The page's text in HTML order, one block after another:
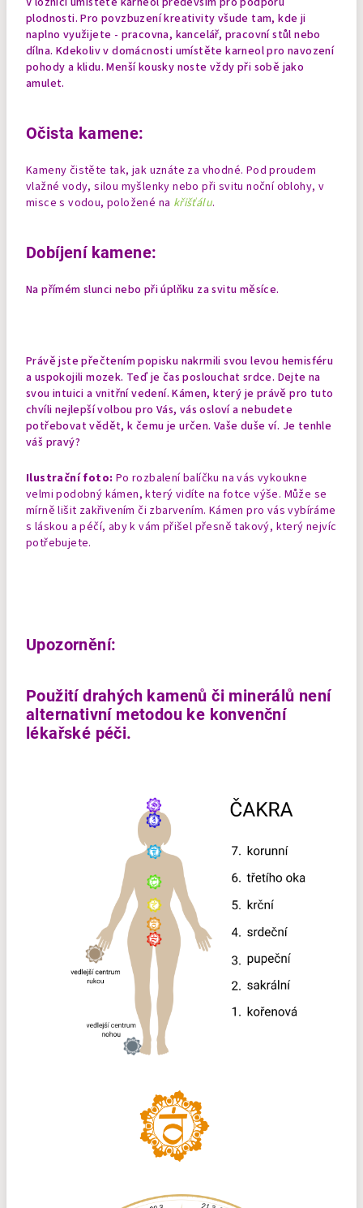
plodnosti. Pro povzbuzení kreativity všude tam, kde ji
naplno využijete - pracovna, kancelář, pracovní stůl nebo
dílna. Kdekoliv v domácnosti umístěte karneol pro navození
pohody a klidu.Menší kousky noste vždy při sobě jako
amulet.
Očista kamene:
Kameny čistěte tak, jak uznáte za vhodné. Pod proudem
vlažné vody, silou myšlenky nebo při svitu noční oblohy, v
misce s vodou, položené na křišťálu.
Dobíjení kamene:
Na přímém slunci nebo při úplňku za svitu měsíce.
Právě jste přečtením popisku nakrmili svou levou hemisféru
a uspokojili mozek. Teď je čas poslouchat srdce. Dejte na
svou intuici a vnitřní vedení. Kámen, který je právě pro tuto
chvíli nejlepší volbou pro Vás, vás osloví a nebudete
potřebovat vědět, k čemu je určen. Vaše duše ví. Je tenhle
váš pravý?
Ilustrační foto: Po rozbalení balíčku na vás vykoukne
velmi podobný kámen, který vidíte na fotce výše. Může se
mírně lišit zakřivením či zbarvením. Kámen pro vás vybíráme
s láskou a péčí, aby k vám přišel přesně takový, který nejvíc
potřebujete.
Upozornění:
Použití drahých kamenů či minerálů není
alternativní metodou ke konvenční
lékařské péči.